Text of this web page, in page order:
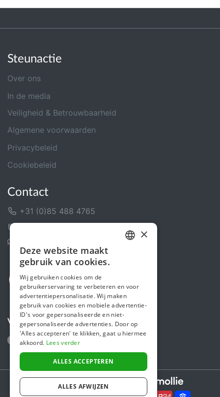
Steunactie
Over ons
In de media
Veiligheid & Betrouwbaarheid
Algemene voorwaarden
Privacybeleid
Cookiebeleid
Contact
+31 (0)85 488 4765
Volg ons
Secure payments powered by
ENGLISH
×
Deze website maakt
gebruik van cookies.
Wij gebruiken cookies om de
gebruikerservaring te verbeteren en voor
advertentiepersonalisatie. Wij maken
gebruik van cookies en mobiele advertentie-
ID's voor gepersonaliseerde en niet-
gepersonaliseerde advertenties. Door op
'Alles accepteren' te klikken, gaat u hiermee
akkoord. Lees verder
ALLES ACCEPTEREN
ALLES AFWIJZEN